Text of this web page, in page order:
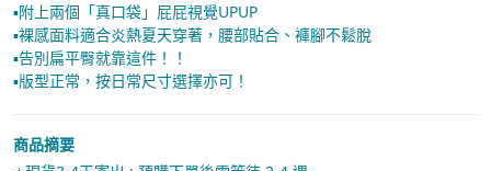
▪︎附上兩個「真口袋」屁屁視覺UPUP
▪︎裸感面料適合炎熱夏天穿著，腰部貼合、褲腳不鬆脫
▪︎告別扁平臀就靠這件！！
▪︎版型正常，按日常尺寸選擇亦可！
商品摘要